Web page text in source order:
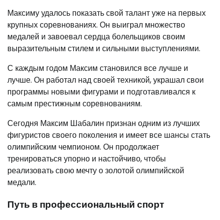
Максиму удалось показать свой талант уже на первых
крупных соревнованиях. Он выиграл множество
медалей и завоевал сердца болельщиков своим
выразительным стилем и сильными выступлениями.
С каждым годом Максим становился все лучше и
лучше. Он работал над своей техникой, украшал свои
программы новыми фигурами и подготавливался к
самым престижным соревнованиям.
Сегодня Максим Шабалин признан одним из лучших
фигуристов своего поколения и имеет все шансы стать
олимпийским чемпионом. Он продолжает
тренироваться упорно и настойчиво, чтобы
реализовать свою мечту о золотой олимпийской
медали.
Путь в профессиональный спорт